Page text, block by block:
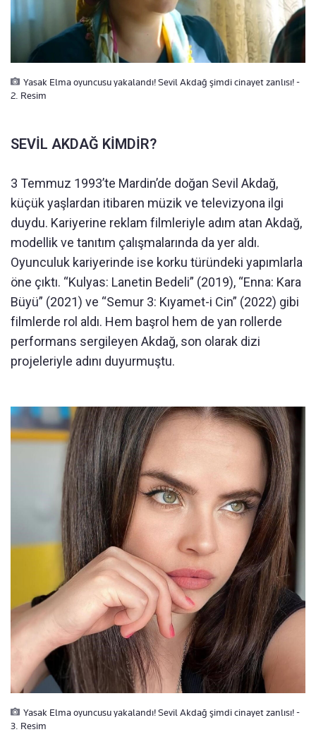
Yasak Elma oyuncusu yakalandı! Sevil Akdağ şimdi cinayet zanlısı! -
2. Resim
SEVİL AKDAĞ KİMDİR?
3 Temmuz 1993’te Mardin’de doğan Sevil Akdağ,
küçük yaşlardan itibaren müzik ve televizyona ilgi
duydu. Kariyerine reklam filmleriyle adım atan Akdağ,
modellik ve tanıtım çalışmalarında da yer aldı.
Oyunculuk kariyerinde ise korku türündeki yapımlarla
öne çıktı. “Kulyas: Lanetin Bedeli” (2019), “Enna: Kara
Büyü” (2021) ve “Semur 3: Kıyamet-i Cin” (2022) gibi
filmlerde rol aldı. Hem başrol hem de yan rollerde
performans sergileyen Akdağ, son olarak dizi
projeleriyle adını duyurmuştu.
Yasak Elma oyuncusu yakalandı! Sevil Akdağ şimdi cinayet zanlısı! -
3. Resim